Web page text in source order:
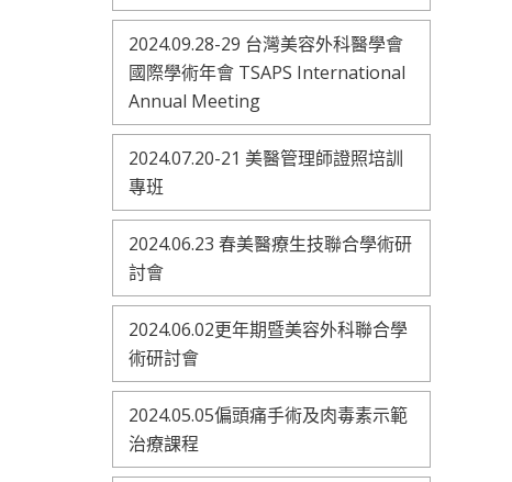
2024.09.28-29 台灣美容外科醫學會
國際學術年會 TSAPS International
Annual Meeting
2024.07.20-21 美醫管理師證照培訓
專班
2024.06.23 春美醫療生技聯合學術研
討會
2024.06.02更年期暨美容外科聯合學
術研討會
2024.05.05偏頭痛手術及肉毒素示範
治療課程